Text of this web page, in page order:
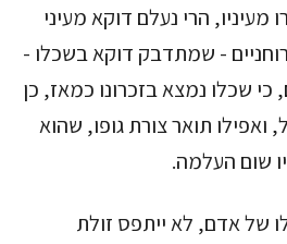
מעיניו, הרי נעלם דוקא מעיני
- שמתדבק דוקא בשכלו -
שכלו נמצא בזכרונו כמאז, כן
ואפילו תואר צורת גופו, שהוא
שום העלמה.
של אדם, לא ייתפס זולת